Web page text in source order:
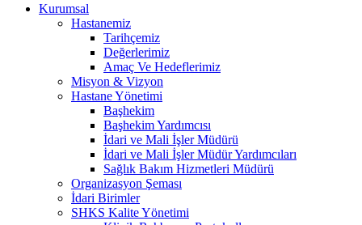
Kurumsal
Hastanemiz
Tarihçemiz
Değerlerimiz
Amaç Ve Hedeflerimiz
Misyon & Vizyon
Hastane Yönetimi
Başhekim
Başhekim Yardımcısı
İdari ve Mali İşler Müdürü
İdari ve Mali İşler Müdür Yardımcıları
Sağlık Bakım Hizmetleri Müdürü
Organizasyon Şeması
İdari Birimler
SHKS Kalite Yönetimi